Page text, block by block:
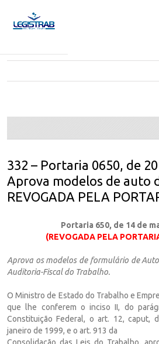
332 – Portaria 0650, de
Aprova modelos de auto
REVOGADA PELA
Portaria 650, de 14 de
(REVOGADA PELA
Aprova os modelos de formulário de
Auditoria-Fiscal do Trabalho.
O Ministro de Estado do Trabalho e
que lhe conferem o inciso II, do
Constituição Federal, o art. 12, caput,
janeiro de 1999, e o art. 913 da
Consolidação das Leis do Trabalho,